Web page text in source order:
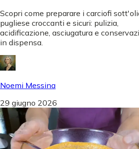
Scopri come preparare i carciofi
pugliese croccanti e sicuri: pulizia,
acidificazione, asciugatura e
in dispensa.
Noemi Messina
29 giugno 2026